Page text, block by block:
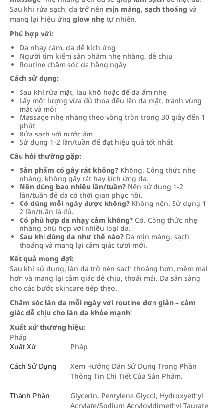
Sau khi rửa sạch, da trở nên mịn màng, sạch thoáng và
mang lại hiệu ứng glow nhẹ tự nhiên.
Phù hợp với:
Da nhạy cảm, da dễ kích ứng
Người tìm kiếm sản phẩm nhẹ nhàng, dễ chịu
Routine chăm sóc da hằng ngày
Cách sử dụng:
Sau khi rửa mặt, lau khô hoặc để da ẩm nhẹ
Lấy một lượng vừa đủ thoa đều lên da mặt, tránh vùng
mắt và môi
Massage nhẹ nhàng theo vòng tròn trong 30 giây đến 1
phút
Rửa sạch với nước ấm
Sử dụng 1-2 lần/tuần để đạt hiệu quả tốt nhất
Câu hỏi thường gặp:
Sản phẩm có gây rát không? Không. Công thức nhẹ
nhàng, không gây rát hay kích ứng da.
Nên dùng bao nhiêu lần/tuần? Nên sử dụng 1-2
lần/tuần để da có thời gian phục hồi.
Có dùng mỗi ngày được không? Không nên. Sử dụng 1-
2 lần/tuần là đủ.
Có phù hợp da nhạy cảm không? Có. Công thức nhẹ
nhàng phù hợp với nhiều loại da.
Sau khi dùng da như thế nào? Da mịn màng, sạch
thoáng và mang lại cảm giác tươi mới.
Kết quả mong đợi:
Sau khi sử dụng, làn da trở nên sạch thoáng hơn, mềm mại
hơn và mang lại cảm giác dễ chịu, thoải mái. Da sẵn sàng
cho các bước skincare tiếp theo.
Chăm sóc làn da mỗi ngày với routine đơn giản – cảm
giác dễ chịu cho làn da khỏe mạnh!
Xuất xứ thương hiệu:
Pháp
Xuất Xứ
Pháp
Cách Sử Dụng
Xem Hướng Dẫn Sử Dụng Trong Phần
Thông Tin Chi Tiết Của Sản Phẩm.
Thành Phần
Glycerin, Pentylene Glycol, Hydroxyethyl
Acrylate/Sodium Acryloyldimethyl Taurate